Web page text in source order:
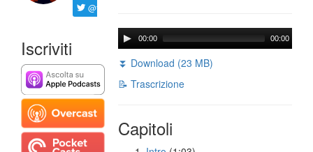
@ftrava
Iscriviti 00:00 00:00
⏬ Download (23 MB)
📝 Trascrizione
Capitoli